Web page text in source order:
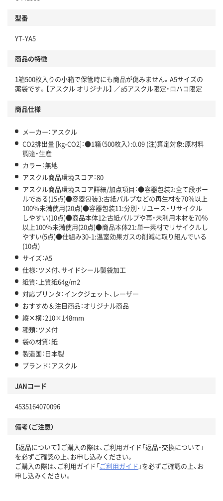
仕組
この商品の環境配慮ポイントです。下記商品詳細「
型番
YT-YA5
商品の特徴
1箱500枚入りの小箱で保管時にも商品が傷みません。A5サイズの
薬袋です。【アスクル オリジナル】 ／a5アスクル限定・ロハコ限定
商品仕様
メーカー：アスクル
CO2排出量 [kg-CO2]：●1箱（500枚入）:0.09 (注)算定対象:原材料
調達・生産
カラー：無地
アスクル商品環境スコア：80
アスクル商品環境スコア詳細/加点項目：●容器包装2:全て段ボー
ルである(15点)●容器包装3:古紙パルプなどの再生材を70％以上
100％未満使用(20点)●容器包装11:分別・リユース・リサイクル
しやすい(10点)●商品本体12:古紙パルプや再・未利用木材を70％
以上100％未満使用(20点)●商品本体21:単一素材でリサイクルし
やすい(5点)●仕組み30-1:温室効果ガスの削減に取り組んでいる
(10点)
サイズ：A5
仕様：ツメ付、サイドシール製袋加工
紙質：上質紙64g/m2
対応プリンタ：インクジェット、レーザー
おすすめ＆注目商品：オリジナル商品
縦×横：210×148mm
種類：ツメ付
袋の材質：紙
製造国：日本製
ブランド：アスクル
JANコード
4535164070096
備考（ご注意）
【返品について】ご購入の際は、ご利用ガイド「返品・交換について」
を必ずご確認の上、お申し込みください。
ご購入の際は、ご利用ガイド「ご利用ガイド 」を必ずご確認の上、お
申し込みください。